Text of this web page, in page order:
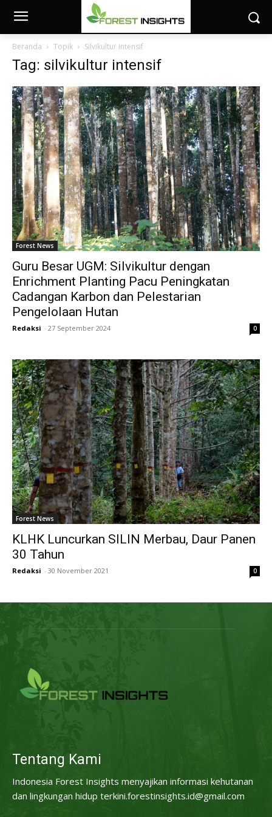
Beranda Topik Silvikultur intensif
Tag: silvikultur intensif
Forest News
Guru Besar UGM: Silvikultur dengan
Enrichment Planting Pacu Peningkatan
Cadangan Karbon dan Pelestarian
Pengelolaan Hutan
Redaksi - 27 September 2024 0
Forest News
KLHK Luncurkan SILIN Merbau, Daur Panen
30 Tahun
Redaksi - 30 November 2021 0
Tentang Kami
Indonesia Forest Insights menyajikan informasi kehutanan
dan lingkungan hidup terkini.forestinsights.id@gmail.com